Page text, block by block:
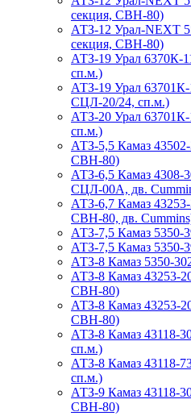
секция, СВН-80)
АТЗ-12 Урал-NEXT
секция, СВН-80)
АТЗ-19 Урал 6370К-
сп.м.)
АТЗ-19 Урал
СЦЛ-20/24, сп.м.)
АТЗ-20 Урал
сп.м.)
АТЗ-5,5 Камаз
СВН-80)
АТЗ-6,5 Камаз 4308-
СЦЛ-00А, дв.
АТЗ-6,7 Камаз
СВН-80, дв.
АТЗ-7,5 Камаз 5350-
АТЗ-7,5 Камаз 5350-
АТЗ-8 Камаз 5350-
АТЗ-8 Камаз 43253-
СВН-80)
АТЗ-8 Камаз 43253-
СВН-80)
АТЗ-8 Камаз 43118-
сп.м.)
АТЗ-8 Камаз 43118-
сп.м.)
АТЗ-9 Камаз 43118-
СВН-80)